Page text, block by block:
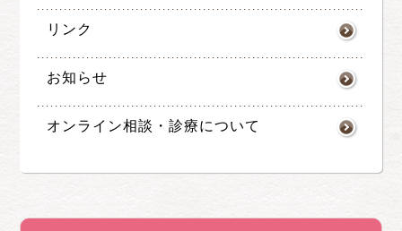
リンク
お知らせ
オンライン相談・診療について